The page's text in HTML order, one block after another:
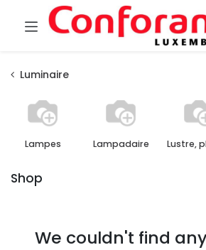
Luminaire
Lampes Lampadaire
Shop
We couldn't find